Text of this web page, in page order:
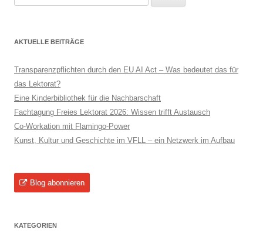
AKTUELLE BEITRÄGE
Transparenzpflichten durch den EU AI Act – Was bedeutet das für
das Lektorat?
Eine Kinderbibliothek für die Nachbarschaft
Fachtagung Freies Lektorat 2026: Wissen trifft Austausch
Co-Workation mit Flamingo-Power
Kunst, Kultur und Geschichte im VFLL – ein Netzwerk im Aufbau
Blog abonnieren
KATEGORIEN